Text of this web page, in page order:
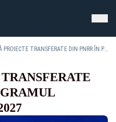
NOUĂ PROIECTE TRANSFERATE DIN PNRR ÎN PROGRAMUL SĂNĂTATE 2021 - 2027